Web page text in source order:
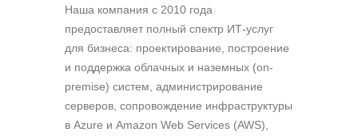
Наша компания c 2010 года
предоставляет полный спектр ИТ-услуг
для бизнеса: проектирование, построение
и поддержка облачных и наземных (on-
premise) систем, администрирование
серверов, сопровождение инфраструктуры
в Azure и Amazon Web Services (AWS),